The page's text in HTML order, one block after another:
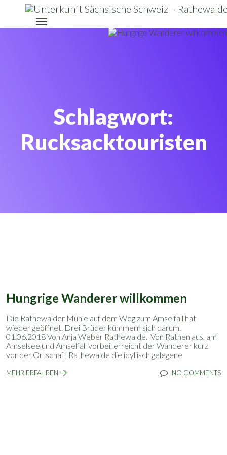
Schlagwort:
Rucksacktouristen
Hungrige Wanderer willkommen
Die Rathewalder Mühle auf dem Weg zum Amselfall hat
wieder geöffnet. Drei Brüder kümmern sich darum.
01.06.2018 Von Anja Weber Rathewalde. Von Rathen aus, am
Amselsee und Amselfall vorbei, erreicht der Wanderer kurz
vor der Ortschaft Rathewalde die idyllisch gelegene
MEHR ERFAHREN NO COMMENTS